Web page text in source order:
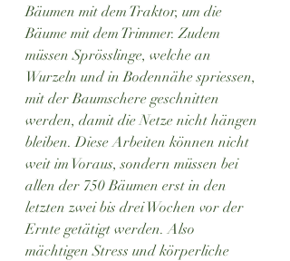
Bäumen mit dem Traktor, um die
Bäume mit dem Trimmer. Zudem
müssen Sprösslinge, welche an
Wurzeln und in Bodennähe spriessen,
mit der Baumschere geschnitten
werden, damit die Netze nicht hängen
bleiben. Diese Arbeiten können nicht
weit im Voraus, sondern müssen bei
allen der 750 Bäumen erst in den
letzten zwei bis drei Wochen vor der
Ernte getätigt werden. Also
mächtigen Stress und körperliche